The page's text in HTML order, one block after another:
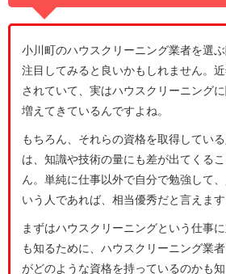
小川町のハウスクリーニング業者を選
注目してみると良いかもしれません。
されていて、実はハウスクリーニング
増えてきているんですよね。
もちろん、それらの資格を取得してい
は、知識や技術の量にも差が出てくる
ん。単純に仕事以外で自分で勉強して
いう人であれば、相当優秀だと言えます
まずはハウスクリーニングという仕事
も知るために、ハウスクリーニング業
がどのような資格を持っているのかも